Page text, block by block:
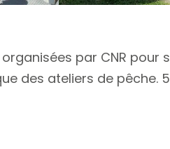
par CNR pour
des ateliers de pêche.